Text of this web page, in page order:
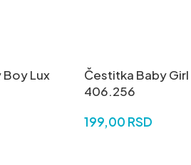
Lux
Čestitka Baby Girl
406.256
199,00 RSD